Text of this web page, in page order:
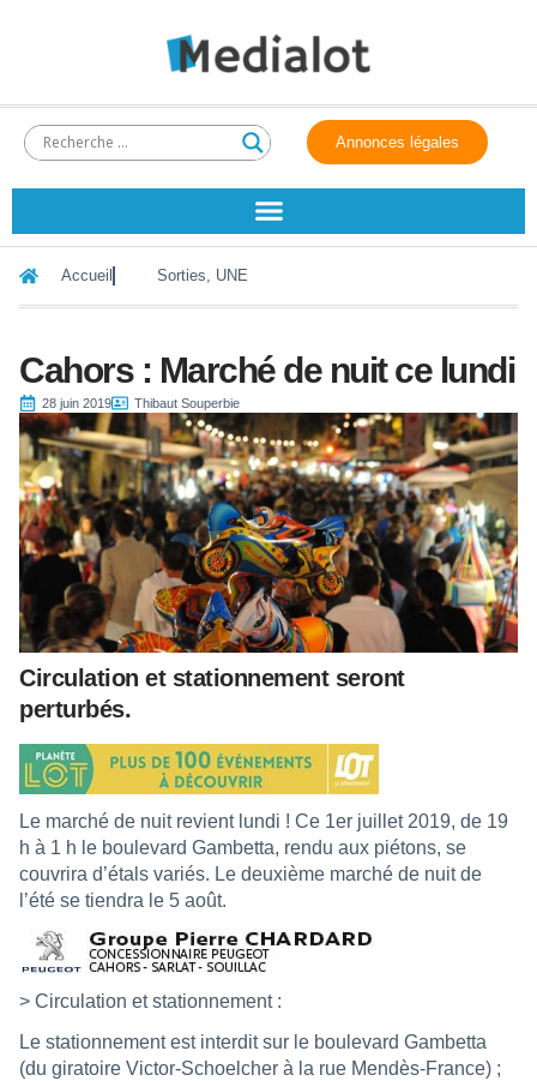
Annonces légales
Accueil Sorties, UNE
Cahors : Marché de nuit ce lundi
28 juin 2019 Thibaut Souperbie
Circulation et stationnement seront
perturbés.
Le marché de nuit revient lundi ! Ce 1er juillet 2019, de 19
h à 1 h le boulevard Gambetta, rendu aux piétons, se
couvrira d’étals variés. Le deuxième marché de nuit de
l’été se tiendra le 5 août.
> Circulation et stationnement :
Le stationnement est interdit sur le boulevard Gambetta
(du giratoire Victor-Schoelcher à la rue Mendès-France) ;